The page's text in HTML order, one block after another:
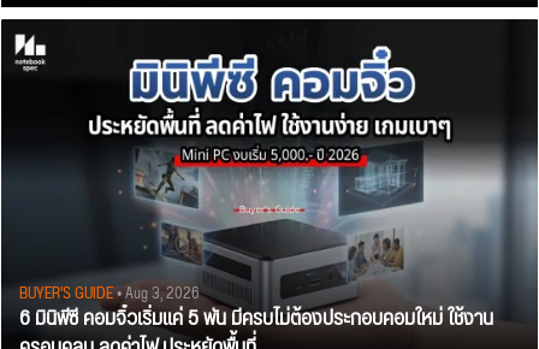
BUYER'S GUIDE• Aug 3, 2026
6 มินิพีซี คอมจิ๋วเริ่มแค่ 5 พัน มีครบไม่ต้องประกอบคอมใหม่ ใช้งาน